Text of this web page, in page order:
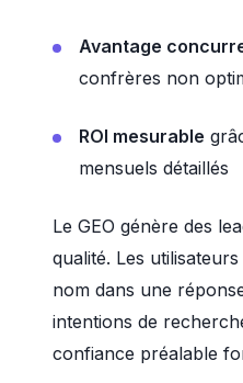
Avantage
confrères non
ROI mesurable
mensuels détaillés
Le GEO génère des
qualité. Les
nom dans une
intentions de
confiance préalable